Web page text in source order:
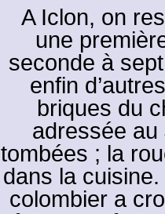
A Iclon, on
une
seconde à
enfin
briques du
adressée
tombées ; la
dans la
colombier a